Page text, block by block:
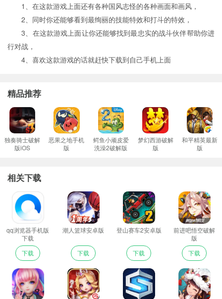
1、在这款游戏上面还有各种国风志怪的各种画面和画风，
2、同时你还能够看到最绚丽的技能特效和打斗的特效，
3、在这款游戏上面让你还能够找到最忠实的战斗伙伴帮助你进
行对战，
4、喜欢这款游戏的话就赶快下载到自己手机上面
精品推荐
独奏骑士破解
版iOS
恶果之地手机
版
鳄鱼小顽皮爱
洗澡2破解版
梦幻西游破解
版
和平精英最新
版
相关下载
qq浏览器手机版
下载
下载
潮人篮球安卓版
下载
登山赛车2安卓版
下载
前进吧悟空破解
版
下载